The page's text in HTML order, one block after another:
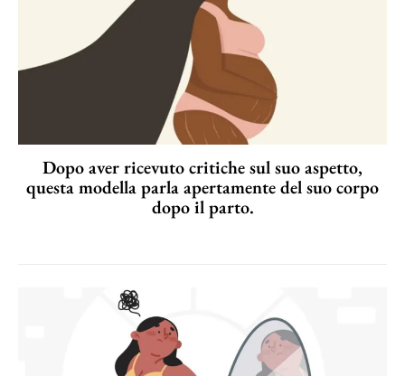
Dopo aver ricevuto critiche sul suo aspetto,
questa modella parla apertamente del suo corpo
dopo il parto.